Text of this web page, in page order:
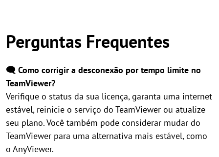
Perguntas Frequentes
🗨️ Como corrigir a desconexão por tempo limite no
TeamViewer?
Verifique o status da sua licença, garanta uma internet
estável, reinicie o serviço do TeamViewer ou atualize
seu plano. Você também pode considerar mudar do
TeamViewer para uma alternativa mais estável, como
o AnyViewer.